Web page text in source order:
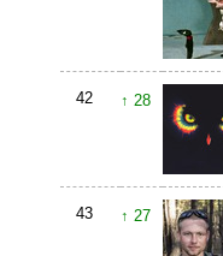
42 ↑ 28
43 ↑ 27